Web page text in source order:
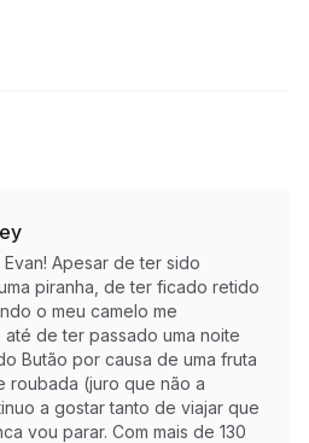
Apesar de ter sido
piranha, de ter ficado retido
o meu camelo me
de ter passado uma noite
Butão por causa de uma fruta
roubada (juro que não a
a gostar tanto de viajar que
vou parar. Com mais de 130